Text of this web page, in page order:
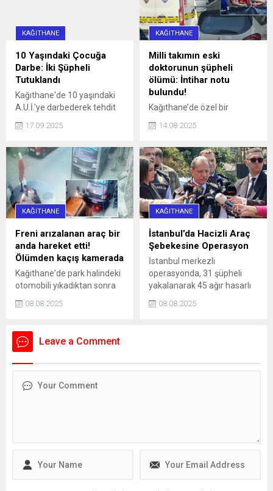
KAĞITHANE
10 Yaşındaki Çocuğa
Darbe: İki Şüpheli
Tutuklandı
Kağıthane'de 10 yaşındaki
A.U.İ.'ye darbederek tehdit
bir aracın çarpmasına neden
yaşındaki E.S. gözaltına
alındı. Şüpheliler, adliyeye
sevk edilerek tutuklandı.
17.09.2025
KAĞITHANE
Milli takımın eski
doktorunun şüpheli
ölümü: İntihar notu
bulundu!
Kağıthane’de özel bir
olarak görev yapan doktor
yaşadığı rezidanstaki
dairenin yatak odasında ölü
bulundu. Bir dönem Kadın
Basketbol Milli Takımının
doktorluğunu yaptığı da
öğrenilen Bağdigen’in
ölümüne ilişkin soruşturma
başlatıldı. Bağdigen'in
ölmeden önce, "Daha önce
intihar edecektim. Farklı
sebeplerden dolayı
intiharımı erteledim" yazılı
intihar...
14.08.2025
KAĞITHANE
Freni arızalanan araç bir
anda hareket etti!
Ölümden kaçış kamerada
Kağıthane'de park halindeki
otomobili yıkadıktan sonra
iki kuzen Erkan Bekar (41)
ile Serkan Bekar (41)
sohbet etmeye başladı. Bu
sırada park halinde bulunan
aşağı inmeye başlayan aracı
08.08.2025
KAĞITHANE
İstanbul’da Hacizli Araç
Şebekesine Operasyon
İstanbul merkezli
operasyonda, 31 şüpheli
yakalanarak 45 ağır hasarlı
araç ele geçirildi.
08.08.2025
Leave a Comment